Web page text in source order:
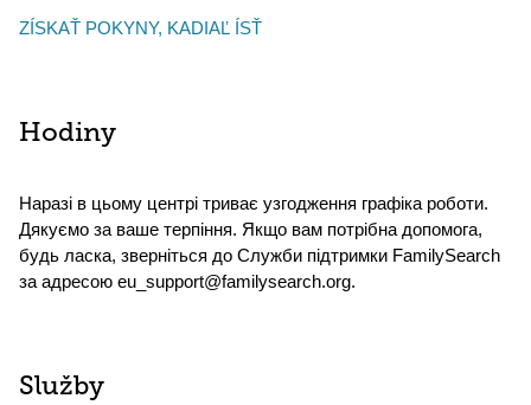
ZÍSKAŤ POKYNY, KADIAĽ ÍSŤ
Hodiny
Наразі в цьому центрі триває узгодження графіка роботи.
Дякуємо за ваше терпіння. Якщо вам потрібна допомога,
будь ласка, зверніться до Служби підтримки FamilySearch
за адресою eu_support@familysearch.org.
Služby